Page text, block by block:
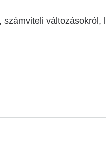
számviteli változásokról,